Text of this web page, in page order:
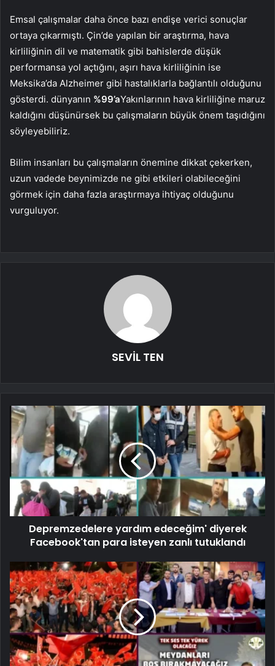
Emsal çalışmalar daha önce bazı endişe verici sonuçlar
ortaya çıkarmıştı. Çin’de yapılan bir araştırma, hava
kirliliğinin dil ve matematik gibi bahislerde düşük
performansa yol açtığını, aşırı hava kirliliğinin ise
Meksika’da Alzheimer gibi hastalıklarla bağlantılı olduğunu
gösterdi. dünyanın %99’aYakınlarının hava kirliliğine maruz
kaldığını düşünürsek bu çalışmaların büyük önem taşıdığını
söyleyebiliriz.
Bilim insanları bu çalışmaların önemine dikkat çekerken,
uzun vadede beynimizde ne gibi etkileri olabileceğini
görmek için daha fazla araştırmaya ihtiyaç olduğunu
vurguluyor.
SEVİL TEN
Depremzedelere yardım edeceğim' diyerek
Facebook'tan para isteyen zanlı tutuklandı